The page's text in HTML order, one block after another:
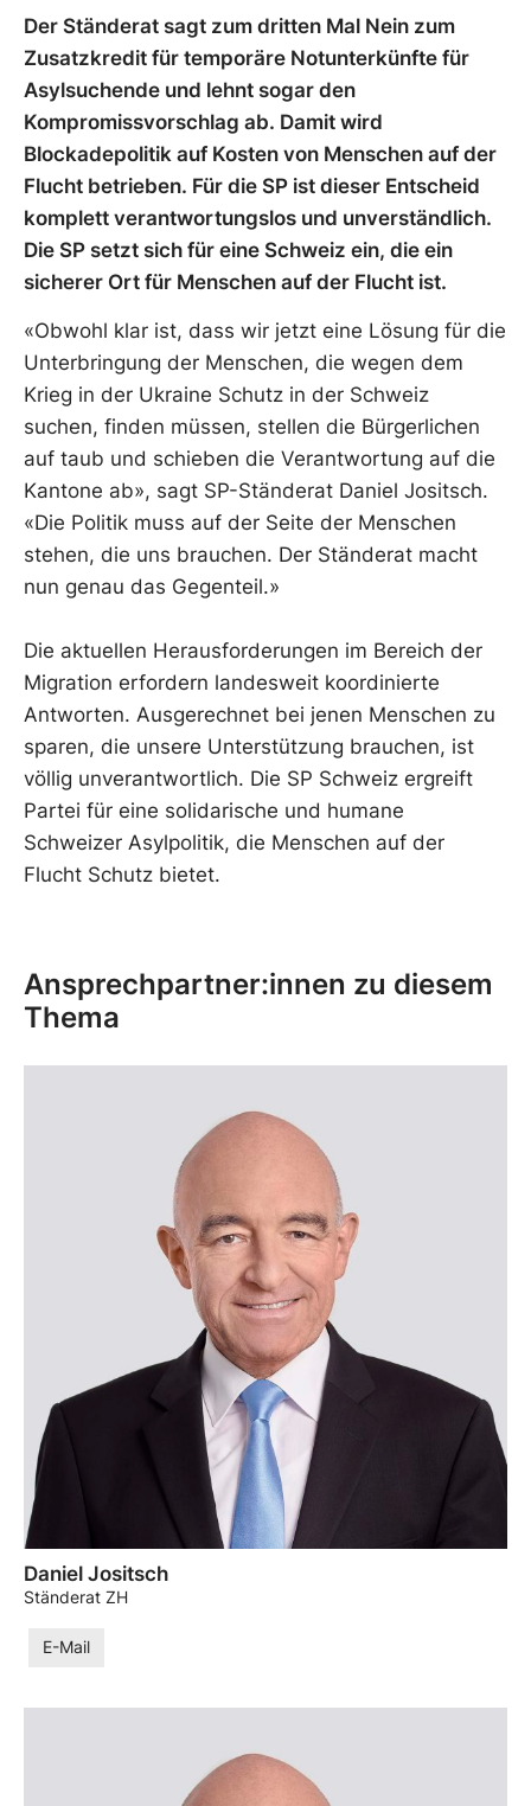
Der Ständerat sagt zum dritten Mal Nein zum
Zusatzkredit für temporäre Notunterkünfte für
Asylsuchende und lehnt sogar den
Kompromissvorschlag ab. Damit wird
Blockadepolitik auf Kosten von Menschen auf der
Flucht betrieben. Für die SP ist dieser Entscheid
komplett verantwortungslos und unverständlich.
Die SP setzt sich für eine Schweiz ein, die ein
sicherer Ort für Menschen auf der Flucht ist.
«Obwohl klar ist, dass wir jetzt eine Lösung für die
Unterbringung der Menschen, die wegen dem
Krieg in der Ukraine Schutz in der Schweiz
suchen, finden müssen, stellen die Bürgerlichen
auf taub und schieben die Verantwortung auf die
Kantone ab», sagt SP-Ständerat Daniel Jositsch.
«Die Politik muss auf der Seite der Menschen
stehen, die uns brauchen. Der Ständerat macht
nun genau das Gegenteil.»
Die aktuellen Herausforderungen im Bereich der
Migration erfordern landesweit koordinierte
Antworten. Ausgerechnet bei jenen Menschen zu
sparen, die unsere Unterstützung brauchen, ist
völlig unverantwortlich. Die SP Schweiz ergreift
Partei für eine solidarische und humane
Schweizer Asylpolitik, die Menschen auf der
Flucht Schutz bietet.
Ansprechpartner:innen zu diesem
Thema
Daniel Jositsch
Ständerat ZH
E-Mail